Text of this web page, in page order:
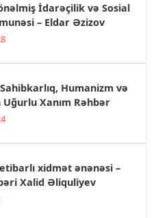
İdarəçilik və Sosial
– Eldar Əzizov
Humanizm və
Xanım Rəhbər
xidmət ənənəsi –
Xalid Əliquliyev